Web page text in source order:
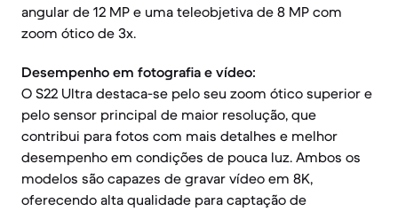
angular de 12 MP e uma teleobjetiva de 8 MP com
zoom ótico de 3x.
Desempenho em fotografia e vídeo:
O S22 Ultra destaca-se pelo seu zoom ótico superior e
pelo sensor principal de maior resolução, que
contribui para fotos com mais detalhes e melhor
desempenho em condições de pouca luz. Ambos os
modelos são capazes de gravar vídeo em 8K,
oferecendo alta qualidade para captação de